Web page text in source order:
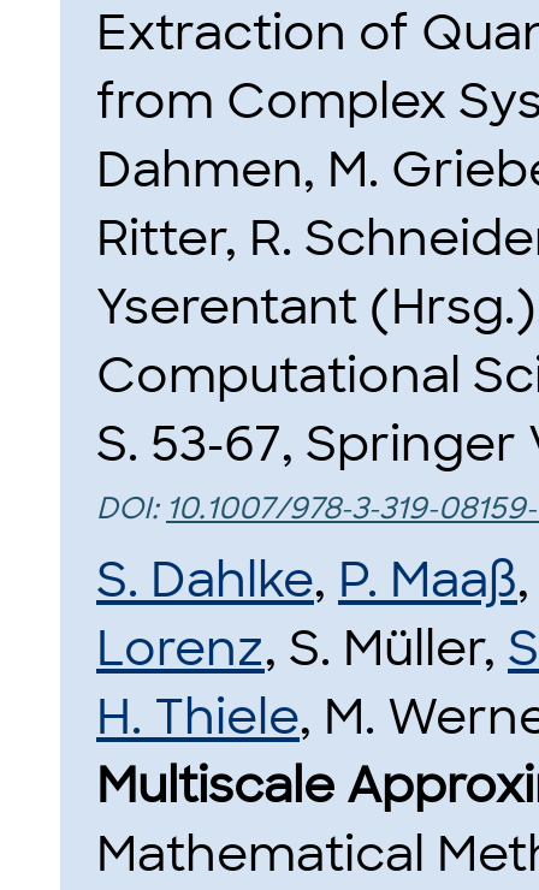
Extraction of
from Complex
Dahmen, M.
Ritter, R.
Yserentant
Computational
S. 53-67, Springer
DOI: 10.1007/978-3-319-
S. Dahlke, P. Maaß
Lorenz, S. Müller,
H. Thiele, M.
Multiscale
Mathematical